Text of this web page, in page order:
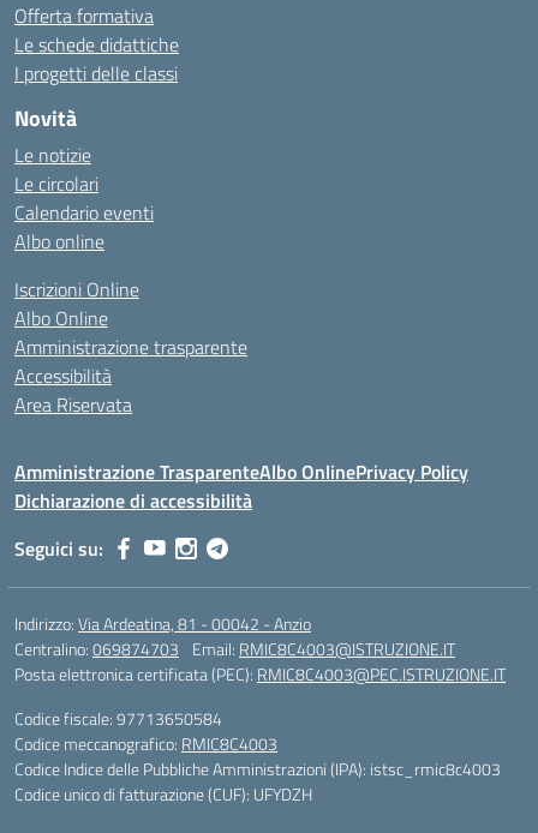
Offerta formativa
Le schede didattiche
I progetti delle classi
Novità
Le notizie
Le circolari
Calendario eventi
Albo online
Iscrizioni Online
Albo Online
Amministrazione trasparente
Accessibilità
Area Riservata
Amministrazione TrasparenteAlbo OnlinePrivacy Policy
Dichiarazione di accessibilità
Seguici su:
Indirizzo:Via Ardeatina, 81 - 00042 - Anzio
Centralino:069874703 Email: RMIC8C4003@ISTRUZIONE.IT
Posta elettronica certificata (PEC): RMIC8C4003@PEC.ISTRUZIONE.IT
Codice fiscale: 97713650584
Codice meccanografico: RMIC8C4003
Codice Indice delle Pubbliche Amministrazioni (IPA): istsc_rmic8c4003
Codice unico di fatturazione (CUF): UFYDZH